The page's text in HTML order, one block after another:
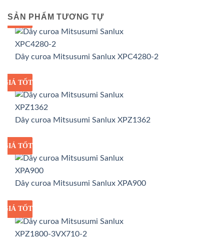
SẢN PHẨM TƯƠNG TỰ
GIÁ SỈ
GIÁ TỐT
Dây curoa Mitsusumi Sanlux XPC4280-2
GIÁ SỈ
GIÁ TỐT
Dây curoa Mitsusumi Sanlux XPZ1362
GIÁ SỈ
GIÁ TỐT
Dây curoa Mitsusumi Sanlux XPA900
GIÁ SỈ
GIÁ TỐT